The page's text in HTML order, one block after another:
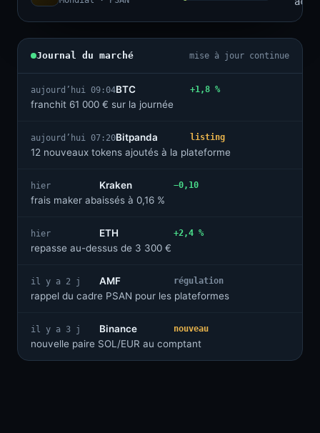
Journal du marché mise à jour continue
aujourd’hui 09:04BTC
franchit 61 000 € sur la journée
+1,8 %
aujourd’hui 07:20Bitpanda
12 nouveaux tokens ajoutés à la plateforme
listing
hier
Kraken
frais maker abaissés à 0,16 %
−0,10
hier
ETH
repasse au-dessus de 3 300 €
+2,4 %
il y a 2 j
AMF
rappel du cadre PSAN pour les plateformes
régulation
il y a 3 j
Binance
nouvelle paire SOL/EUR au comptant
nouveau